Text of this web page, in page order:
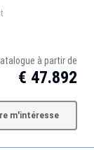
à partir de
€ 47.892
m'intéresse